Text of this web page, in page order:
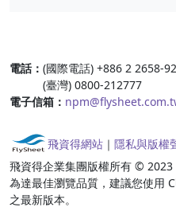
電話： (國際電話) +886 2 2658-
(臺灣) 0800-212777
電子信箱：
飛資得網站 ｜ 隱私與版權
飛資得企業集團版權所有 © 2023
為達最佳瀏覽品質，建議您使用
之最新版本。